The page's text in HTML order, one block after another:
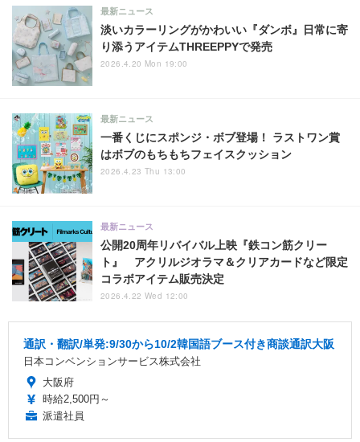
淡いカラーリングがかわいい『ダンボ』日常に寄
り添うアイテムTHREEPPYで発売
最新ニュース
2026.4.20 Mon 19:00
一番くじにスポンジ・ボブ登場！ ラストワン賞
はボブのもちもちフェイスクッション
最新ニュース
2026.4.23 Thu 13:00
公開20周年リバイバル上映『鉄コン筋クリー
ト』 アクリルジオラマ＆クリアカードなど限定
コラボアイテム販売決定
最新ニュース
2026.4.22 Wed 12:00
通訳・翻訳/単発:9/30から10/2韓国語ブース付き商談通訳大阪
日本コンベンションサービス株式会社
大阪府
時給2,500円～
派遣社員